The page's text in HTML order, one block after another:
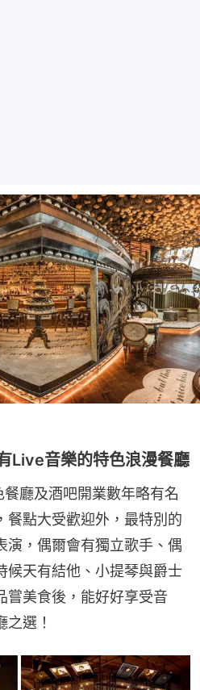
Live音樂的特色浪漫餐廳
廳及酒吧開業數年略有名
餐點大受歡迎外，最特別的
演，偶爾會有獨立歌手、偶
候天有結他、小提琴與爵士
嘗美食後，能好好享受音
選！